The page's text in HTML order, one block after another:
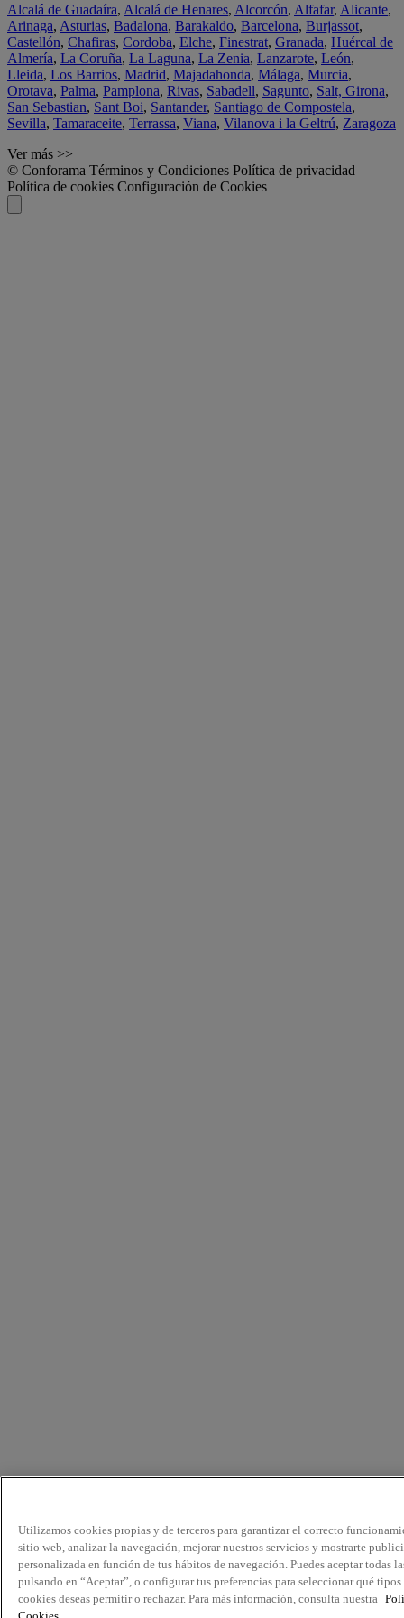
Alcalá de Guadaíra, Alcalá de Henares, Alcorcón, Alfafar, Alicante,
Arinaga, Asturias, Badalona, Barakaldo, Barcelona, Burjassot,
Castellón, Chafiras, Cordoba, Elche, Finestrat, Granada, Huércal de
Almería, La Coruña, La Laguna, La Zenia, Lanzarote, León,
Lleida, Los Barrios, Madrid, Majadahonda, Málaga, Murcia,
Orotava, Palma, Pamplona, Rivas, Sabadell, Sagunto, Salt, Girona,
San Sebastian, Sant Boi, Santander, Santiago de Compostela,
Sevilla, Tamaraceite, Terrassa, Viana, Vilanova i la Geltrú, Zaragoza
Ver más >>
© Conforama Términos y Condiciones Política de privacidad
Política de cookies Configuración de Cookies
Utilizamos cookies propias y de terceros para garantizar el correcto
sitio web, analizar la navegación, mejorar nuestros servicios y mostrarte
personalizada en función de tus hábitos de navegación. Puedes aceptar todas
pulsando en “Aceptar”, o configurar tus preferencias para seleccionar qué tipos
cookies deseas permitir o rechazar. Para más información, consulta nuestra